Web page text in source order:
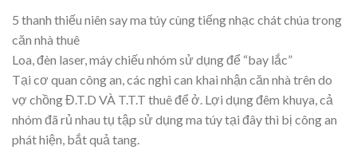
5 thanh thiếu niên say ma túy cùng tiếng nhạc chát chúa trong
căn nhà thuê
Loa, đèn laser, máy chiếu nhóm sử dụng để “bay lắc”
Tại cơ quan công an, các nghi can khai nhận căn nhà trên do
vợ chồng Đ.T.D VÀ T.T.T thuê để ở. Lợi dụng đêm khuya, cả
nhóm đã rủ nhau tụ tập sử dụng ma túy tại đây thì bị công an
phát hiện, bắt quả tang.